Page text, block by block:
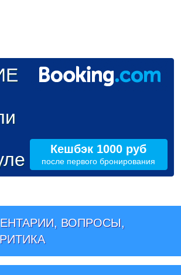
Кешбэк 1000 руб
после первого бронирования
ВОПРОСЫ,